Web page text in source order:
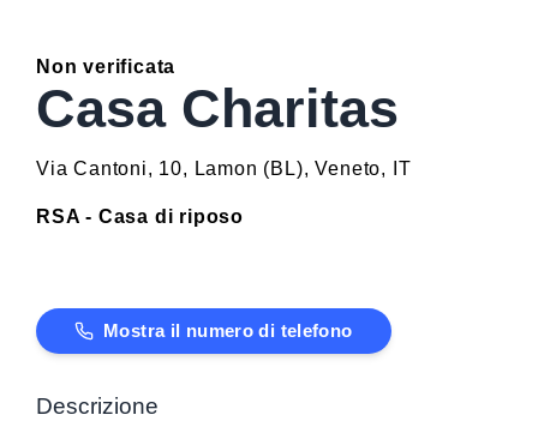
Non verificata
Casa Charitas
Via Cantoni, 10, Lamon (BL), Veneto, IT
RSA - Casa di riposo
Mostra il numero di telefono
Descrizione